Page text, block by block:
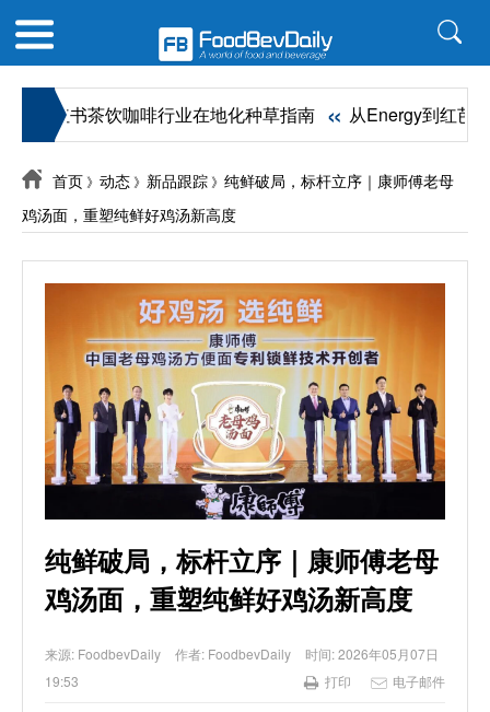
红书茶饮咖啡行业在地化种草指南 « 从Energy到红芭乐，
首页 》 动态 》 新品跟踪 》 纯鲜破局，标杆立序｜康师傅老母
鸡汤面，重塑纯鲜好鸡汤新高度
纯鲜破局，标杆立序｜康师傅老母
鸡汤面，重塑纯鲜好鸡汤新高度
来源: FoodbevDaily 作者: FoodbevDaily 时间:2026年05月07日
19:53
打印 电子邮件